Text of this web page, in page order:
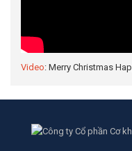
Video: Merry Christmas